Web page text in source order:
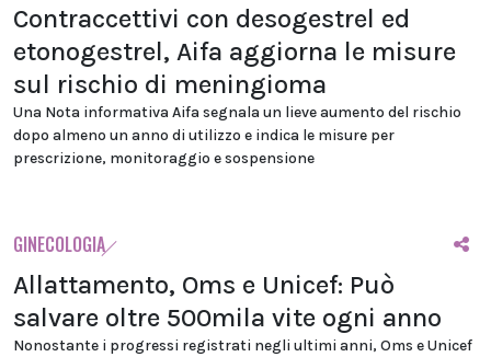
Contraccettivi con desogestrel ed
etonogestrel, Aifa aggiorna le misure
sul rischio di meningioma
Una Nota informativa Aifa segnala un lieve aumento del rischio
dopo almeno un anno di utilizzo e indica le misure per
prescrizione, monitoraggio e sospensione
GINECOLOGIA
Allattamento, Oms e Unicef: Può
salvare oltre 500mila vite ogni anno
Nonostante i progressi registrati negli ultimi anni, Oms e Unicef